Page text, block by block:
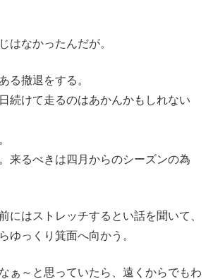
はなかったんだが。
る撤退をする。
続けて走るのはあかんかもしれない
来るべきは四月からのシーズンの為
にはストレッチするとい話を聞いて、
ゆっくり箕面へ向かう。
ぁ～と思っていたら、遠くからでもわ